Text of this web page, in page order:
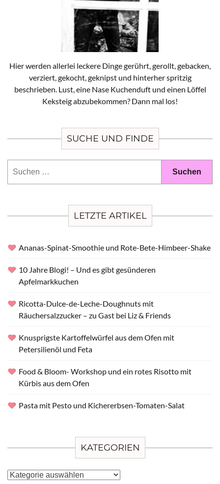
Hier werden allerlei leckere Dinge gerührt, gerollt, gebacken,
verziert, gekocht, geknipst und hinterher spritzig
beschrieben. Lust, eine Nase Kuchenduft und einen Löffel
Keksteig abzubekommen? Dann mal los!
SUCHE UND FINDE
LETZTE ARTIKEL
Ananas-Spinat-Smoothie und Rote-Bete-Himbeer-Shake
10 Jahre Blogi! – Und es gibt gesünderen
Apfelmarkkuchen
Ricotta-Dulce-de-Leche-Doughnuts mit
Räuchersalzzucker – zu Gast bei Liz & Friends
Knusprigste Kartoffelwürfel aus dem Ofen mit
Petersilienöl und Feta
Food & Bloom- Workshop und ein rotes Risotto mit
Kürbis aus dem Ofen
Pasta mit Pesto und Kichererbsen-Tomaten-Salat
KATEGORIEN
Kategorien